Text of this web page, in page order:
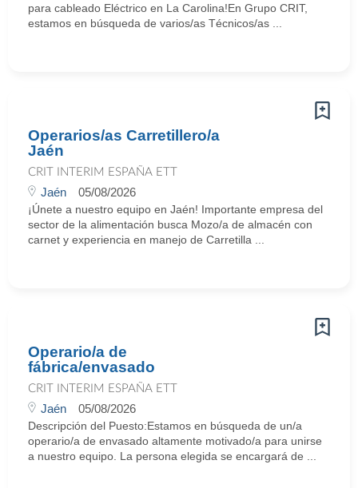
para cableado Eléctrico en La Carolina!En Grupo CRIT,
estamos en búsqueda de varios/as Técnicos/as ...
Operarios/as Carretillero/a
Jaén
CRIT INTERIM ESPAÑA ETT
Jaén 05/08/2026
¡Únete a nuestro equipo en Jaén! Importante empresa del
sector de la alimentación busca Mozo/a de almacén con
carnet y experiencia en manejo de Carretilla ...
Operario/a de
fábrica/envasado
CRIT INTERIM ESPAÑA ETT
Jaén 05/08/2026
Descripción del Puesto:Estamos en búsqueda de un/a
operario/a de envasado altamente motivado/a para unirse
a nuestro equipo. La persona elegida se encargará de ...